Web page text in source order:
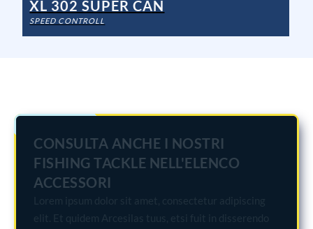
XL 302 SUPER CAN
SPEED CONTROLL
CONSULTA ANCHE I NOSTRI
FISHING TACKLE NELL'ELENCO
ACCESSORI